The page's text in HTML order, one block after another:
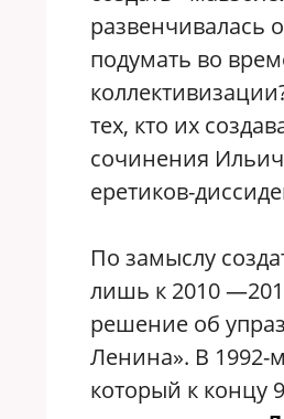
развенчивалась
подумать во
тех, кто их
сочинения
еретиков-
По замыслу
лишь к 2010
решение об
Ленина». В 1992-
который к концу